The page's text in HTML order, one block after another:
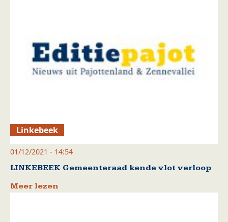
Linkebeek
01/12/2021 - 14:54
LINKEBEEK Gemeenteraad kende vlot verloop
Meer lezen